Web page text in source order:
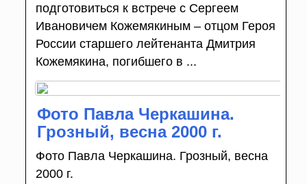
подготовиться к встрече с Сергеем
Ивановичем Кожемякиным – отцом Героя
России старшего лейтенанта Дмитрия
Кожемякина, погибшего в ...
Фото Павла Черкашина.
Грозный, весна 2000 г.
Фото Павла Черкашина. Грозный, весна
2000 г.